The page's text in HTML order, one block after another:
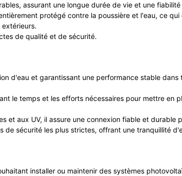
assurant une longue durée de vie et une fiabilité
protégé contre la poussière et l'eau, ce
de qualité et de sécurité.
d'eau et garantissant une performance stable dans
le temps et les efforts nécessaires pour mettre en
et aux UV, il assure une connexion fiable et durable
sécurité les plus strictes, offrant une tranquillité
installer ou maintenir des systèmes